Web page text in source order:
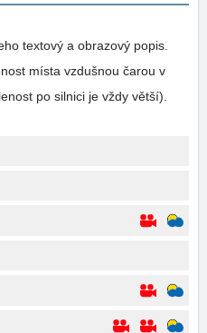
textový a obrazový popis.
místa vzdušnou čarou v
po silnici je vždy větší).